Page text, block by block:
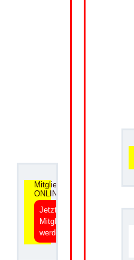
Mitgliedsantrag
ONLINE
Jetzt
Mitglied
werden